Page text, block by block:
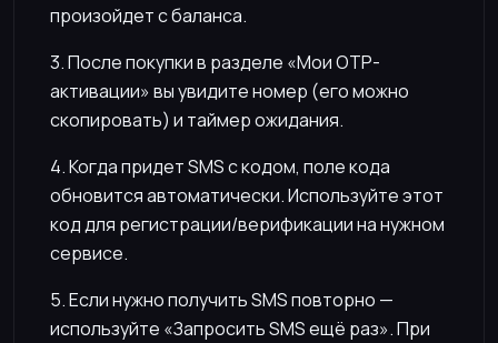
произойдет с баланса.
3. После покупки в разделе «Мои OTP-
активации» вы увидите номер (его можно
скопировать) и таймер ожидания.
4. Когда придет SMS с кодом, поле кода
обновится автоматически. Используйте этот
код для регистрации/верификации на нужном
сервисе.
5. Если нужно получить SMS повторно —
используйте «Запросить SMS ещё раз». При